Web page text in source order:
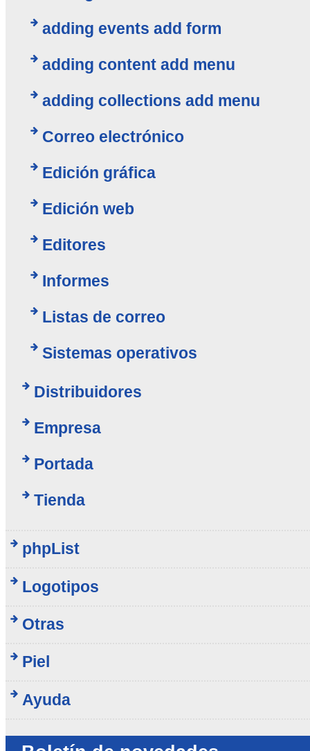
adding events add form
adding content add menu
adding collections add menu
Correo electrónico
Edición gráfica
Edición web
Editores
Informes
Listas de correo
Sistemas operativos
Distribuidores
Empresa
Portada
Tienda
phpList
Logotipos
Otras
Piel
Ayuda